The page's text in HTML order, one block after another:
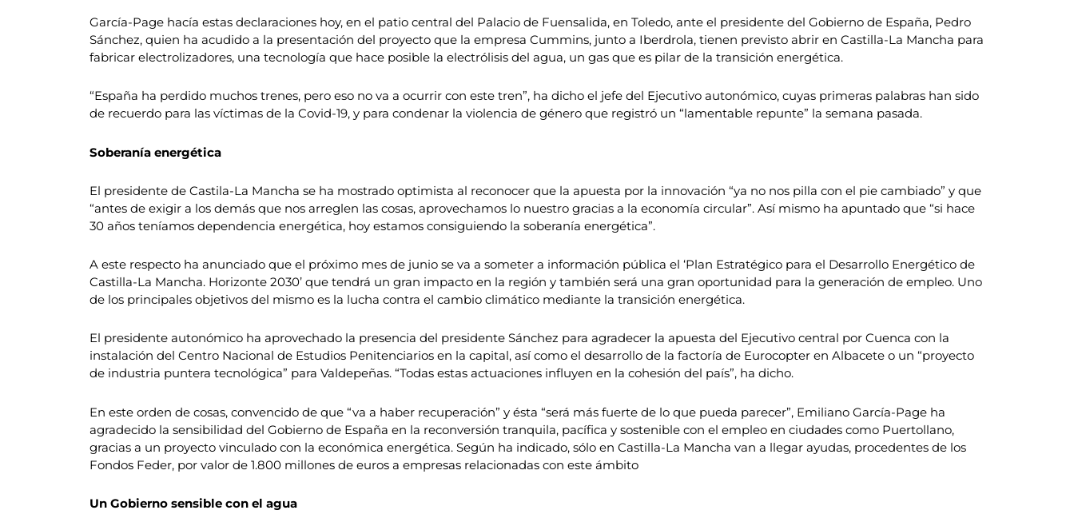
García-Page hacía estas declaraciones hoy, en el patio central del Palacio de Fuensalida, en Toledo, ante el presidente del Gobierno de España, Pedro
Sánchez, quien ha acudido a la presentación del proyecto que la empresa Cummins, junto a Iberdrola, tienen previsto abrir en Castilla-La Mancha para
fabricar electrolizadores, una tecnología que hace posible la electrólisis del agua, un gas que es pilar de la transición energética.
“España ha perdido muchos trenes, pero eso no va a ocurrir con este tren”, ha dicho el jefe del Ejecutivo autonómico, cuyas primeras palabras han sido
de recuerdo para las víctimas de la Covid-19, y para condenar la violencia de género que registró un “lamentable repunte” la semana pasada.
Soberanía energética
El presidente de Castila-La Mancha se ha mostrado optimista al reconocer que la apuesta por la innovación “ya no nos pilla con el pie cambiado” y que
“antes de exigir a los demás que nos arreglen las cosas, aprovechamos lo nuestro gracias a la economía circular”. Así mismo ha apuntado que “si hace
30 años teníamos dependencia energética, hoy estamos consiguiendo la soberanía energética”.
A este respecto ha anunciado que el próximo mes de junio se va a someter a información pública el ‘Plan Estratégico para el Desarrollo Energético de
Castilla-La Mancha. Horizonte 2030’ que tendrá un gran impacto en la región y también será una gran oportunidad para la generación de empleo. Uno
de los principales objetivos del mismo es la lucha contra el cambio climático mediante la transición energética.
El presidente autonómico ha aprovechado la presencia del presidente Sánchez para agradecer la apuesta del Ejecutivo central por Cuenca con la
instalación del Centro Nacional de Estudios Penitenciarios en la capital, así como el desarrollo de la factoría de Eurocopter en Albacete o un “proyecto
de industria puntera tecnológica” para Valdepeñas. “Todas estas actuaciones influyen en la cohesión del país”, ha dicho.
En este orden de cosas, convencido de que “va a haber recuperación” y ésta “será más fuerte de lo que pueda parecer”, Emiliano García-Page ha
agradecido la sensibilidad del Gobierno de España en la reconversión tranquila, pacífica y sostenible con el empleo en ciudades como Puertollano,
gracias a un proyecto vinculado con la económica energética. Según ha indicado, sólo en Castilla-La Mancha van a llegar ayudas, procedentes de los
Fondos Feder, por valor de 1.800 millones de euros a empresas relacionadas con este ámbito
Un Gobierno sensible con el agua